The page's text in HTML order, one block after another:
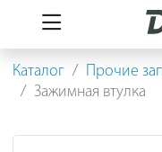
Каталог
Прочие
Зажимная втулка